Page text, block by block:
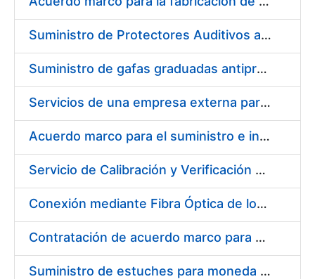
Suministro de Protectores Auditivos a medida para las personas trabajadoras de los Centros de Trabajo de Madrid y Burgos
Suministro de gafas graduadas antiproyecciones para los trabajadores de la FNMT-RCM en los centros de trabajo de Madrid y Burgos
Servicios de una empresa externa para el asesoramiento y resolución de los recursos de alzada que se presentan relacionados con procesos de selección para la FNMT-RCM
Acuerdo marco para el suministro e instalación de persianas, estores y otros complementos
Servicio de Calibración y Verificación Externa de los Equipos de Medición del Servicio de Prevención de la FNMT-RCM
Conexión mediante Fibra Óptica de los Centros de Proceso de Datos (CPDs) de las sedes de la FNMT-RCM de Burgos y Madrid
Contratación de acuerdo marco para el Suministro de Material de Electricidad para la Fábrica Nacional de Moneda y Timbre-Real Casa de la Moneda en su centro de trabajo de Burgos
Suministro de estuches para moneda de 30 €